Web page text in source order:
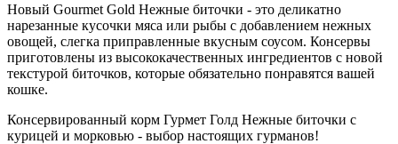
Новый Gourmet Gold Нежные биточки - это деликатно
нарезанные кусочки мяса или рыбы с добавлением нежных
овощей, слегка приправленные вкусным соусом. Консервы
приготовлены из высококачественных ингредиентов с новой
текстурой биточков, которые обязательно понравятся вашей
кошке.
Консервированный корм Гурмет Голд Нежные биточки с
курицей и морковью - выбор настоящих гурманов!